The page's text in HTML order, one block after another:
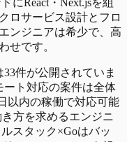
にReact・Next.jsを組
ロサービス設計とフロ
ンジニアは希少で、高
せです。
件が公開されていま
ート対応の案件は全体
以内の稼働で対応可能
方を求めるエンジニ
スタック×Goはバッ